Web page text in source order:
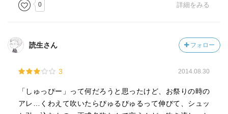
0 詳細をみる
読生さん フォロー
3 2014.08.30
「しゅっぴー」って何だろうと思ったけど、お祭りの時の
アレ…くわえて吹いたらぴゅるぴゅるって伸びて、シュッ